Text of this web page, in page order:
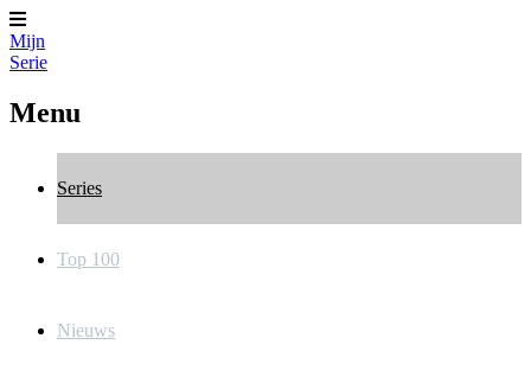
Mijn
Serie
Menu
Series
Top 100
Nieuws